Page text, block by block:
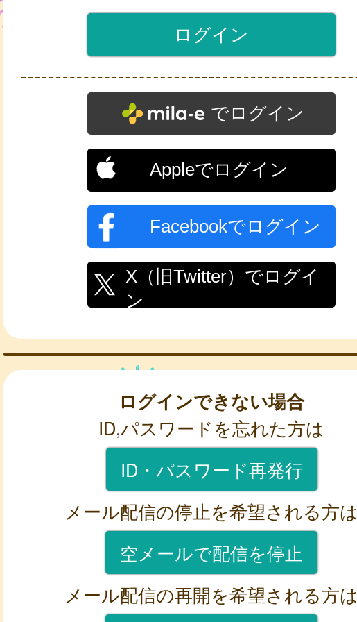
でログイン
Appleでログイン
Facebookでログイン
X（旧Twitter）でログイ
ン
ログインできない場合
ID,パスワードを忘れた方は
ID・パスワード再発行
メール配信の停止を希望される方は
空メールで配信を停止
メール配信の再開を希望される方は